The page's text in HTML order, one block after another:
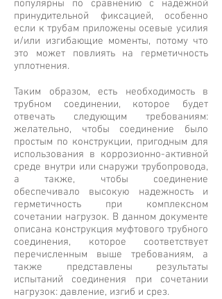
популярны по сравнению с надежной
принудительной фиксацией, особенно
если к трубам приложены осевые усилия
и/или изгибающие моменты, потому что
это может повлиять на герметичность
уплотнения.
Таким образом, есть необходимость в
трубном соединении, которое будет
отвечать следующим требованиям:
желательно, чтобы соединение было
простым по конструкции, пригодным для
использования в коррозионно-активной
среде внутри или снаружи трубопровода,
а также, чтобы соединение
обеспечивало высокую надежность и
герметичность при комплексном
сочетании нагрузок. В данном документе
описана конструкция муфтового трубного
соединения, которое соответствует
перечисленным выше требованиям, а
также представлены результаты
испытаний соединения при сочетании
нагрузок: давление, изгиб и срез.